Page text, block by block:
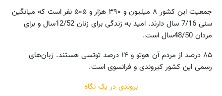
جمعیت این کشور ۸ میلیون و ۳۹۰ هزار و ۵۰۵ نفر است که میانگین
سنی 7/16 سال دارند. امید به زندگی برای زنان 12/52سال و برای
مردان 48/50سال است.
۸۵ درصد از مردم آن هوتو و ۱۴ درصد توتسی هستند. زبان‌های
رسمی این کشور کیروندی و فرانسوی است.
بروندی در یک نگاه